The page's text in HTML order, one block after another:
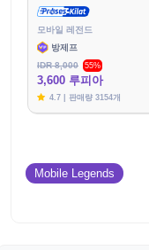
모바일 레전드
방제프
IDR 8,000
55%
3,600 루피아
4.7 | 판매량 3154개
Mobile Legends